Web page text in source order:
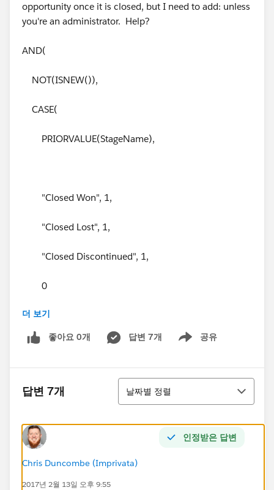
opportunity once it is closed, but I need to add: unless
you're an administrator. Help?
AND(
NOT(ISNEW()),
CASE(
PRIORVALUE(StageName),
"Closed Won", 1,
"Closed Lost", 1,
"Closed Discontinued", 1,
0
) = 1
더 보기
좋아요 0개 답변 7개 공유
Show menu
답변 7개
정렬
날짜별 정렬
인정받은 답변
Chris Duncombe (Imprivata)
2017년 2월 13일 오후 9:55